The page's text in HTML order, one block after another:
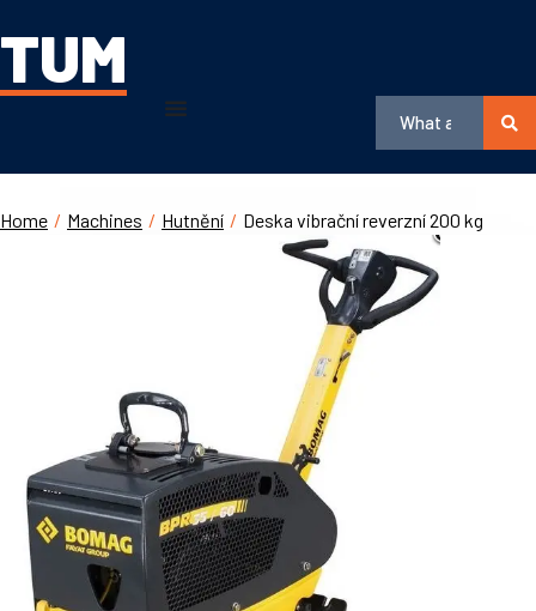
TUM
Home / Machines / Hutnění / Deska vibrační reverzní 200 kg